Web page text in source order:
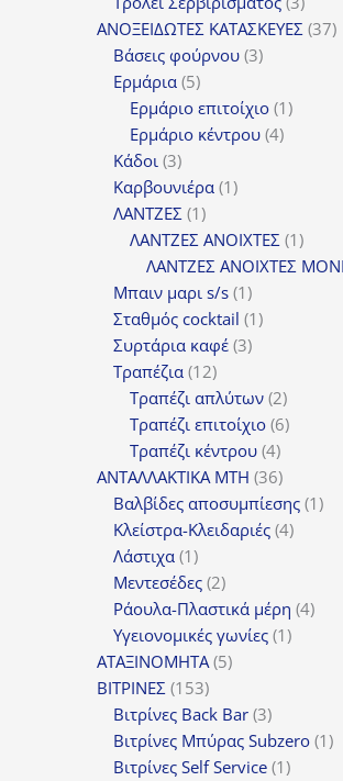
ΑΝΟΞΕΙΔΩΤΕΣ ΚΑΤΑΣΚΕΥΕΣ 3737
Βάσεις φούρνου 33
Ερμάρια 55
προϊόντα
Ερμάριο επιτοίχιο 11
Ερμάριο κέντρου 44
Κάδοι 33
προϊόντα
Καρβουνιέρα 11
ΛΑΝΤΖΕΣ 11
προϊόν
ΛΑΝΤΖΕΣ ΑΝΟΙΧΤΕΣ 11
ΛΑΝΤΖΕΣ ΑΝΟΙΧΤΕΣ
Μπαιν μαρι s/s 11
προϊόν
Σταθμός cocktail 11
Συρτάρια καφέ 33
Τραπέζια 1212
προϊόντα
Τραπέζι απλύτων 22
προϊόντα
Τραπέζι επιτοίχιο 66
Τραπέζι κέντρου 44
προϊόντα
ΑΝΤΑΛΛΑΚΤΙΚΑ MTH 3636
προϊόντα
Βαλβίδες αποσυμπίεσης 11
Κλείστρα-Κλειδαριές 44
Λάστιχα 11
προϊόν
Μεντεσέδες 22
προϊόντα
Ράουλα-Πλαστικά μέρη 44
Υγειονομικές γωνίες 11
ΑΤΑΞΙΝΟΜΗΤΑ 55
ΒΙΤΡΙΝΕΣ 153153
προϊόντα
Βιτρίνες Back Bar 33
προϊόντα
Βιτρίνες Mπύρας Subzero 11
Βιτρίνες Self Service 11